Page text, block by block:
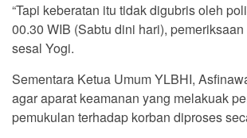
“Tapi keberatan itu tidak digubris oleh
00.30 WIB (Sabtu dini hari), pemeriksaan
sesal Yogi.
Sementara Ketua Umum YLBHI,
agar aparat keamanan yang melakuak
pemukulan terhadap korban diproses